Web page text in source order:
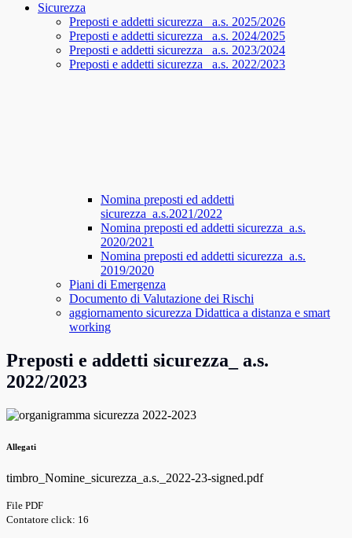
Sicurezza
Preposti e addetti sicurezza_ a.s. 2025/2026
Preposti e addetti sicurezza_ a.s. 2024/2025
Preposti e addetti sicurezza_ a.s. 2023/2024
Preposti e addetti sicurezza_ a.s. 2022/2023
Nomina preposti ed addetti
sicurezza_a.s.2021/2022
Nomina preposti ed addetti sicurezza_a.s.
2020/2021
Nomina preposti ed addetti sicurezza_a.s.
2019/2020
Piani di Emergenza
Documento di Valutazione dei Rischi
aggiornamento sicurezza Didattica a distanza e smart
working
Preposti e addetti sicurezza_ a.s.
2022/2023
Allegati
timbro_Nomine_sicurezza_a.s._2022-23-signed.pdf
File PDF
Contatore click: 16